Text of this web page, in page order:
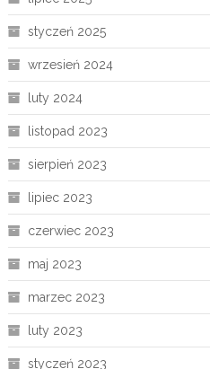
styczeń 2025
wrzesień 2024
luty 2024
listopad 2023
sierpień 2023
lipiec 2023
czerwiec 2023
maj 2023
marzec 2023
luty 2023
styczeń 2023